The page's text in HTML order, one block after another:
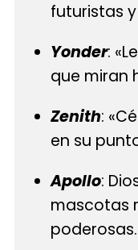
futuristas
Yonder:
que miran
Zenith:
en su
Apollo:
mascotas
poderosas.